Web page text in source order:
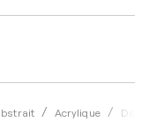
Acrylique